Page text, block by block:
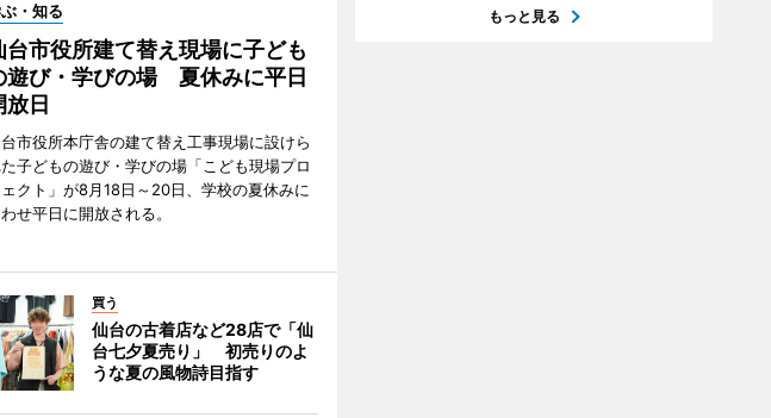
・知る
台市役所建て替え現場に子ども
遊び・学びの場 夏休みに平日
放日
市役所本庁舎の建て替え工事現場に設けら
子どもの遊び・学びの場「こども現場プロ
クト」が8月18日～20日、学校の夏休みに
せ平日に開放される。
買う
仙台の古着店など28店で「仙
台七夕夏売り」 初売りのよ
うな夏の風物詩目指す
もっと見る